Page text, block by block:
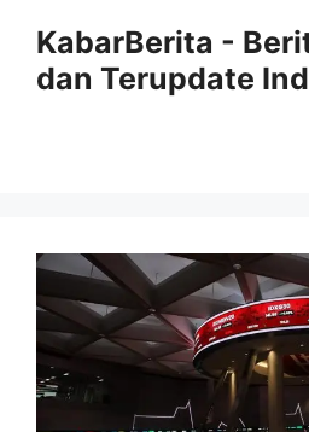
KabarBerita -
dan Terupdate